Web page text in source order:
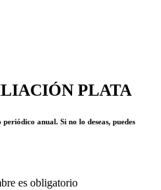
PLATA
anual. Si no lo deseas, puedes
es obligatorio